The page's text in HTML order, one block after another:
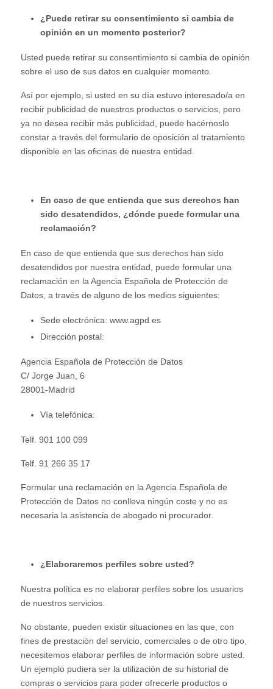
¿Puede retirar su consentimiento si cambia de
opinión en un momento posterior?
Usted puede retirar su consentimiento si cambia de opinión
sobre el uso de sus datos en cualquier momento.
Así por ejemplo, si usted en su día estuvo interesado/a en
recibir publicidad de nuestros productos o servicios, pero
ya no desea recibir más publicidad, puede hacérnoslo
constar a través del formulario de oposición al tratamiento
disponible en las oficinas de nuestra entidad.
En caso de que entienda que sus derechos han
sido desatendidos, ¿dónde puede formular una
reclamación?
En caso de que entienda que sus derechos han sido
desatendidos por nuestra entidad, puede formular una
reclamación en la Agencia Española de Protección de
Datos, a través de alguno de los medios siguientes:
Sede electrónica: www.agpd.es
Dirección postal:
Agencia Española de Protección de Datos
C/ Jorge Juan, 6
28001-Madrid
Vía telefónica:
Telf. 901 100 099
Telf. 91 266 35 17
Formular una reclamación en la Agencia Española de
Protección de Datos no conlleva ningún coste y no es
necesaria la asistencia de abogado ni procurador.
¿Elaboraremos perfiles sobre usted?
Nuestra política es no elaborar perfiles sobre los usuarios
de nuestros servicios.
No obstante, pueden existir situaciones en las que, con
fines de prestación del servicio, comerciales o de otro tipo,
necesitemos elaborar perfiles de información sobre usted.
Un ejemplo pudiera ser la utilización de su historial de
compras o servicios para poder ofrecerle productos o